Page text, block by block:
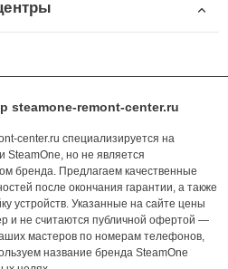
steamone-remont-center.ru
center.ru специализируется на
SteamOne, но не является
бренда. Предлагаем качественные
после окончания гарантии, а также
устройств. Указанные на сайте цены
и не считаются публичной офертой —
мастеров по номерам телефонов,
название бренда SteamOne